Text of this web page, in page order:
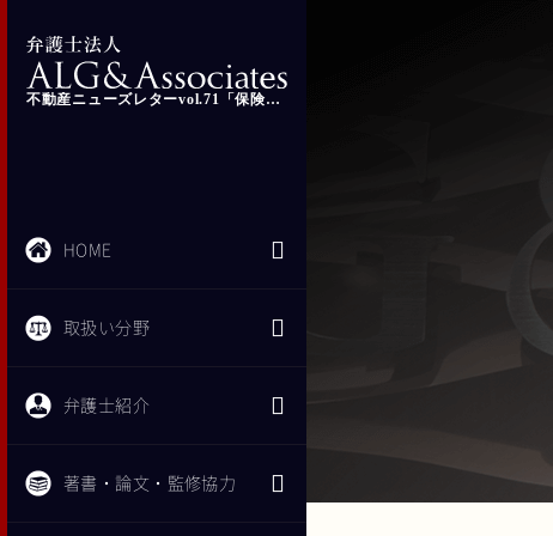
不動産ニューズレターvol.71「保険証にはマスキングを！」
HOME
取扱い分野
弁護士紹介
著書・論文・監修協力